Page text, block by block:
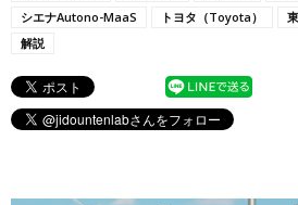
シエナAutono-MaaS
トヨタ（Toyota）
解説